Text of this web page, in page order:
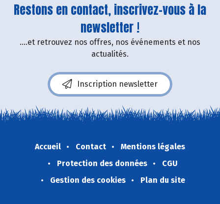
Restons en contact, inscrivez-vous à la
newsletter !
....et retrouvez nos offres, nos événements et nos
actualités.
Inscription newsletter
Accueil Contact
Mentions légales
Protection des données
CGU
Gestion des cookies
Plan du site